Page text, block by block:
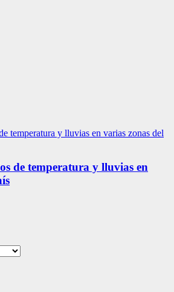
de temperatura y lluvias en